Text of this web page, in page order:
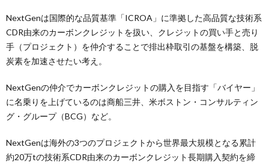
NextGenは国際的な品質基準「ICROA」に準拠した高品質な技術系
CDR由来のカーボンクレジットを扱い、クレジットの買い手と売り
手（プロジェクト）を仲介することで排出枠取引の基盤を構築、脱
炭素を加速させたい考え。
NextGenの仲介でカーボンクレジットの購入を目指す「バイヤー」
に名乗りを上げているのは商船三井、米ボストン・コンサルティン
グ・グループ（BCG）など。
NextGenは海外の3つのプロジェクトから世界最大規模となる累計
約20万tの技術系CDR由来のカーボンクレジット長期購入契約を締